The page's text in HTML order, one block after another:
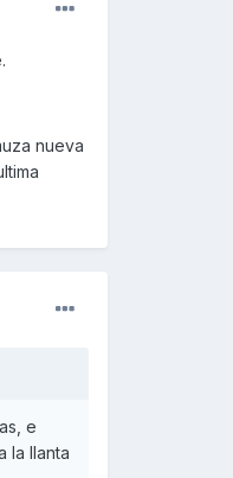
nueva
e
la llanta